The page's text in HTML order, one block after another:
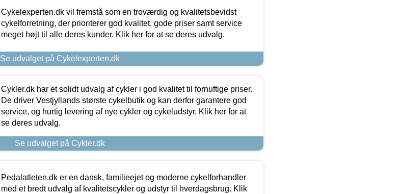
Cykelexperten.dk vil fremstå som en troværdig og kvalitetsbevidst
cykelforretning, der prioriterer god kvalitet, gode priser samt service
meget højt til alle deres kunder. Klik her for at se deres udvalg.
Se udvalget på Cykelexperten.dk
Cykler.dk har et solidt udvalg af cykler i god kvalitet til fornuftige priser.
De driver Vestjyllands største cykelbutik og kan derfor garantere god
service, og hurtig levering af nye cykler og cykeludstyr. Klik her for at
se deres udvalg.
Se udvalget på Cykler.dk
Pedalatleten.dk er en dansk, familieejet og moderne cykelforhandler
med et bredt udvalg af kvalitetscykler og udstyr til hverdagsbrug. Klik